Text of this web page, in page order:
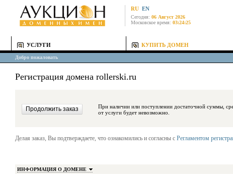
RU EN
Сегодня: 06 Август 2026
Московское время: 03:24:25
УСЛУГИ КУПИТЬ ДОМЕН
Добро пожаловать
Регистрация домена rollerski.ru
При наличии или поступлении достаточной суммы, средства будут
от услуги будет невозможно.
Делая заказ, Вы подтверждаете, что ознакомились и согласны с Регламентом
ИНФОРМАЦИЯ О ДОМЕНЕ